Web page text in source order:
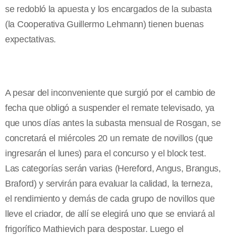
se redobló la apuesta y los encargados de la subasta
(la Cooperativa Guillermo Lehmann) tienen buenas
expectativas.
A pesar del inconveniente que surgió por el cambio de
fecha que obligó a suspender el remate televisado, ya
que unos días antes la subasta mensual de Rosgan, se
concretará el miércoles 20 un remate de novillos (que
ingresarán el lunes) para el concurso y el block test.
Las categorías serán varias (Hereford, Angus, Brangus,
Braford) y servirán para evaluar la calidad, la terneza,
el rendimiento y demás de cada grupo de novillos que
lleve el criador, de allí se elegirá uno que se enviará al
frigorífico Mathievich para despostar. Luego el